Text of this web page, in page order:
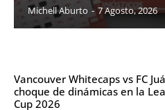
Michell Aburto - 7 Agosto, 2026
Vancouver Whitecaps vs FC
choque de dinámicas en la
Cup 2026